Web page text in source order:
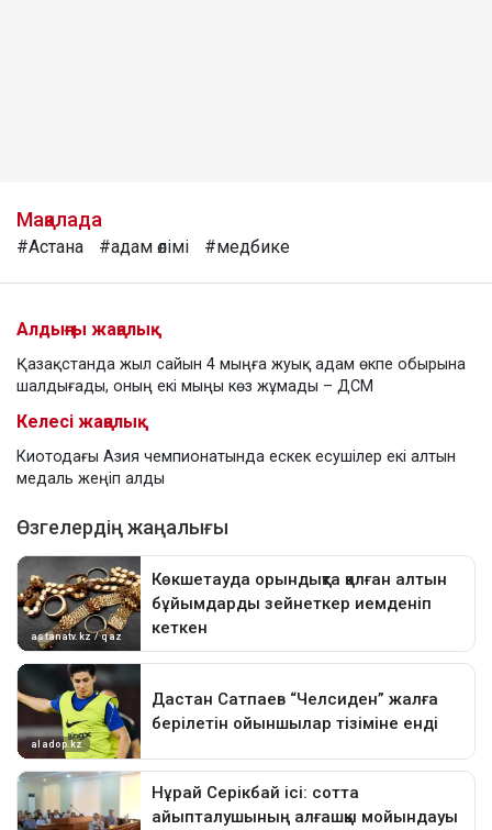
Мақалада
#Астана #адам өлімі #медбике
Алдыңғы жаңалық
Қазақстанда жыл сайын 4 мыңға жуық адам өкпе обырына
шалдығады, оның екі мыңы көз жұмады – ДСМ
Келесі жаңалық
Киотодағы Азия чемпионатында ескек есушілер екі алтын
медаль жеңіп алды